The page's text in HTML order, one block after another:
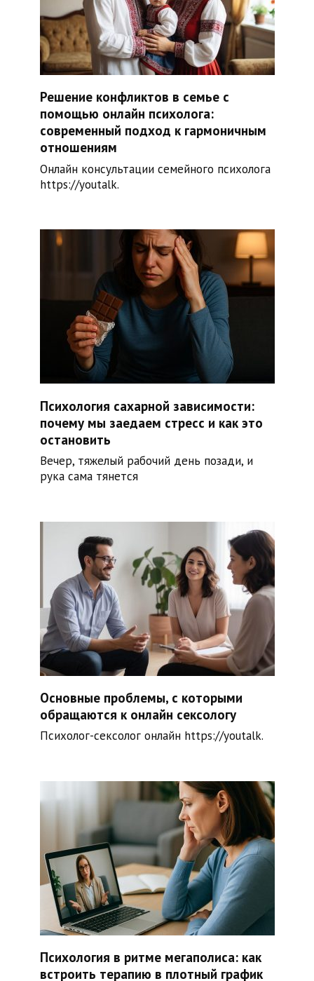
Решение конфликтов в семье с
помощью онлайн психолога:
современный подход к гармоничным
отношениям
Онлайн консультации семейного психолога
https://youtalk.
Психология сахарной зависимости:
почему мы заедаем стресс и как это
остановить
Вечер, тяжелый рабочий день позади, и
рука сама тянется
Основные проблемы, с которыми
обращаются к онлайн сексологу
Психолог-сексолог онлайн https://youtalk.
Психология в ритме мегаполиса: как
встроить терапию в плотный график